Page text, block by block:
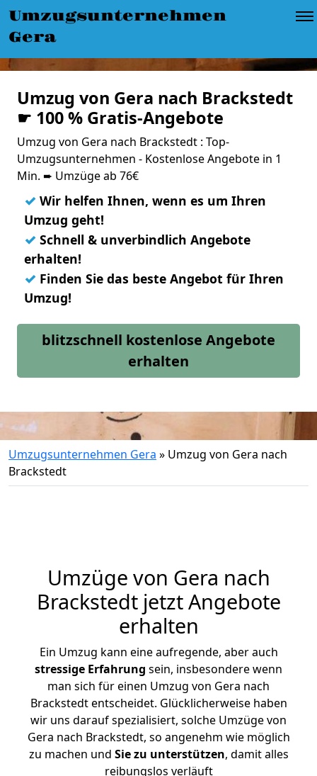
Umzugsunternehmen
Gera
Umzug von Gera nach Brackstedt
☛ 100 % Gratis-Angebote
Umzug von Gera nach Brackstedt : Top-
Umzugsunternehmen - Kostenlose Angebote in 1
Min. ➨ Umzüge ab 76€
✓ Wir helfen Ihnen, wenn es um Ihren
Umzug geht!
✓ Schnell & unverbindlich Angebote
erhalten!
✓ Finden Sie das beste Angebot für Ihren
Umzug!
blitzschnell kostenlose Angebote
erhalten
Umzugsunternehmen Gera » Umzug von Gera nach
Brackstedt
Umzüge von Gera nach
Brackstedt jetzt Angebote
erhalten
Ein Umzug kann eine aufregende, aber auch
stressige Erfahrung sein, insbesondere wenn
man sich für einen Umzug von Gera nach
Brackstedt entscheidet. Glücklicherweise haben
wir uns darauf spezialisiert, solche Umzüge von
Gera nach Brackstedt, so angenehm wie möglich
zu machen und Sie zu unterstützen, damit alles
reibungslos verläuft